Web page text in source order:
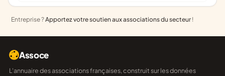
Entreprise ?Apportez votre soutien aux associations du secteur !
Assoce
L'annuaire des associations françaises, construit sur les données